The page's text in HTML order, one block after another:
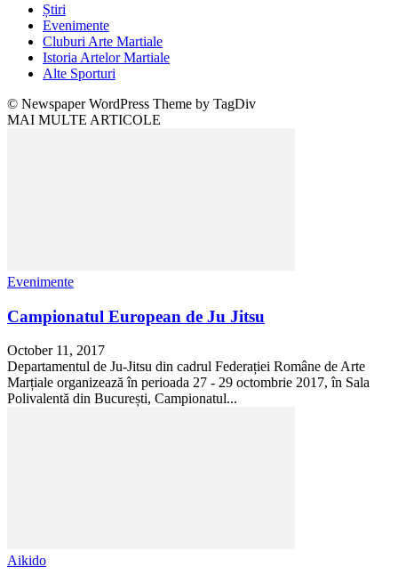
Știri
Evenimente
Cluburi Arte Martiale
Istoria Artelor Martiale
Alte Sporturi
© Newspaper WordPress Theme by TagDiv
MAI MULTE ARTICOLE
Evenimente
Campionatul European de Ju Jitsu
October 11, 2017
Departamentul de Ju-Jitsu din cadrul Federației Române de Arte
Marțiale organizează în perioada 27 - 29 octombrie 2017, în Sala
Polivalentă din București, Campionatul...
Aikido